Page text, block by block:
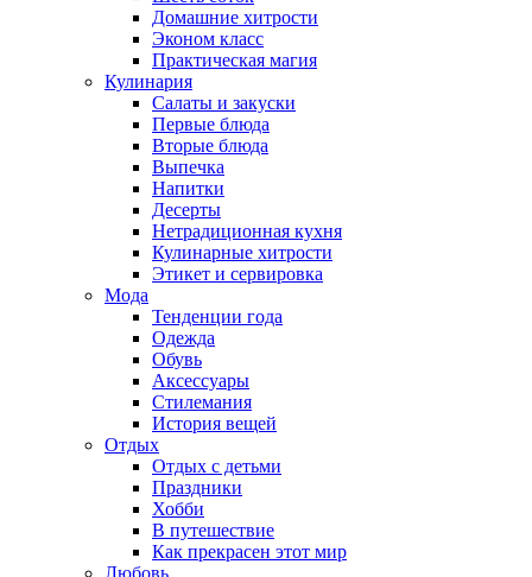
Домашние хитрости
Эконом класс
Практическая магия
Кулинария
Салаты и закуски
Первые блюда
Вторые блюда
Выпечка
Напитки
Десерты
Нетрадиционная кухня
Кулинарные хитрости
Этикет и сервировка
Мода
Тенденции года
Одежда
Обувь
Аксессуары
Стилемания
История вещей
Отдых
Отдых с детьми
Праздники
Хобби
В путешествие
Как прекрасен этот мир
Любовь